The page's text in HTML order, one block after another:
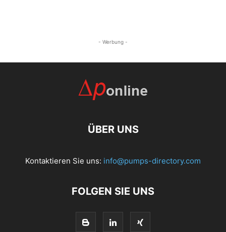
- Werbung -
ÜBER UNS
Kontaktieren Sie uns: info@pumps-directory.com
FOLGEN SIE UNS